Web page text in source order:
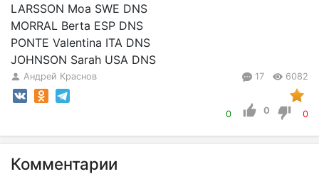
LARSSON Moa SWE DNS
MORRAL Berta ESP DNS
PONTE Valentina ITA DNS
JOHNSON Sarah USA DNS
Андрей Краснов 17 6082
0 0 0
Комментарии